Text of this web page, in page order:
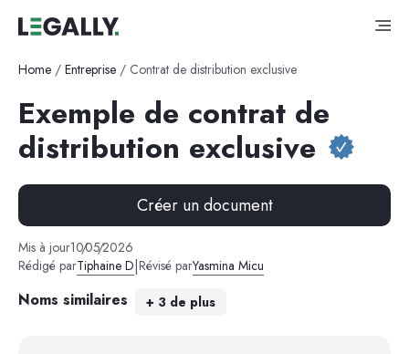
Home / Entreprise / Contrat de distribution exclusive
Exemple de contrat de
distribution exclusive
Créer un document
Mis à jour10/05/2026
Rédigé parTiphaine D|Révisé parYasmina Micu
Noms similaires + 3 de plus